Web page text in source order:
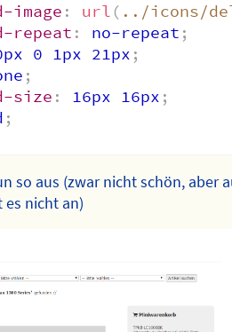
image : url ( ../icons/
repeat : no-repeat ;
0 1px 21px ;
;
size : 16px 16px ;
;
so aus (zwar nicht schön, aber
es nicht an)